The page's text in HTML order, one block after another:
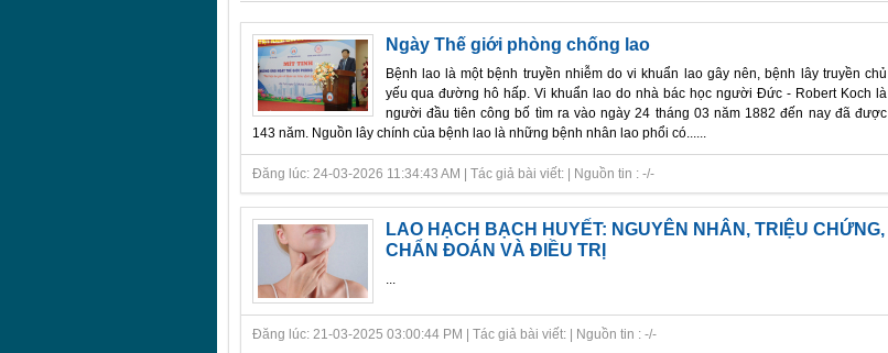
Ngày Thế giới phòng chống lao
Bệnh lao là một bệnh truyền nhiễm do vi khuẩn lao gây nên, bệnh lây truyền chủ
yếu qua đường hô hấp. Vi khuẩn lao do nhà bác học người Đức - Robert Koch là
người đầu tiên công bố tìm ra vào ngày 24 tháng 03 năm 1882 đến nay đã được
143 năm. Nguồn lây chính của bệnh lao là những bệnh nhân lao phổi có......
Đăng lúc: 24-03-2026 11:34:43 AM | Tác giả bài viết: | Nguồn tin : -/-
LAO HẠCH BẠCH HUYẾT: NGUYÊN NHÂN, TRIỆU CHỨNG,
CHẨN ĐOÁN VÀ ĐIỀU TRỊ
Đăng lúc: 21-03-2025 03:00:44 PM | Tác giả bài viết: | Nguồn tin : -/-